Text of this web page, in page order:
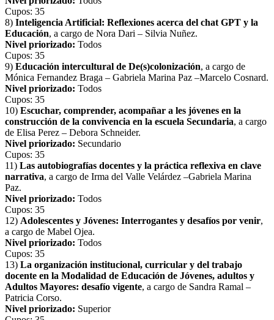
Cupos: 35
8) Inteligencia Artificial: Reflexiones acerca del chat GPT y la
Educación, a cargo de Nora Dari – Silvia Nuñez.
Nivel priorizado: Todos
Cupos: 35
9) Educación intercultural de De(s)colonización, a cargo de
Mónica Fernandez Braga – Gabriela Marina Paz –Marcelo Cosnard.
Nivel priorizado: Todos
Cupos: 35
10) Escuchar, comprender, acompañar a les jóvenes en la
construcción de la convivencia en la escuela Secundaria, a cargo
de Elisa Perez – Debora Schneider.
Nivel priorizado: Secundario
Cupos: 35
11) Las autobiografías docentes y la práctica reflexiva en clave
narrativa, a cargo de Irma del Valle Velárdez –Gabriela Marina
Paz.
Nivel priorizado: Todos
Cupos: 35
12) Adolescentes y Jóvenes: Interrogantes y desafíos por venir,
a cargo de Mabel Ojea.
Nivel priorizado: Todos
Cupos: 35
13) La organización institucional, curricular y del trabajo
docente en la Modalidad de Educación de Jóvenes, adultos y
Adultos Mayores: desafío vigente, a cargo de Sandra Ramal –
Patricia Corso.
Nivel priorizado: Superior